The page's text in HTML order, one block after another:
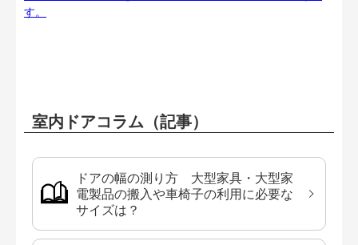
す。
室内ドアコラム（記事）
ドアの幅の測り方 大型家具・大型家
電製品の搬入や車椅子の利用に必要な
サイズは？